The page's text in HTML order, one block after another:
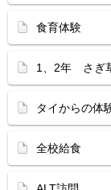
食育体験
1、2年 さぎ
タイからの体
全校給食